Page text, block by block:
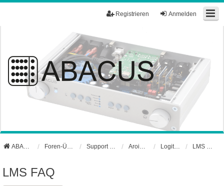
Anmelden
Registrieren
ABACUS Webseite
LMS FAQ